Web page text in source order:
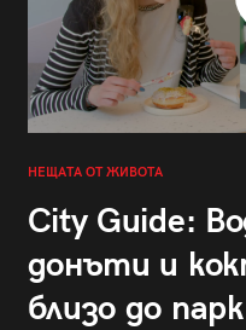
НЕЩАТА ОТ ЖИВОТА
City Guide:
донъти и
близо до